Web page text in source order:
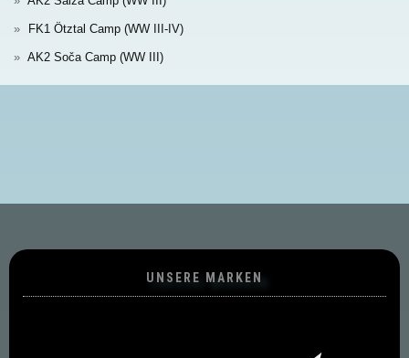
FK1 Ötztal Camp (WW III-IV)
AK2 Soča Camp (WW III)
UNSERE MARKEN